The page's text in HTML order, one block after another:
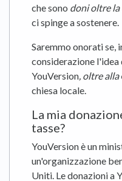
che sono doni oltre la
ci spinge a sostenere.
Saremmo onorati se,
considerazione l'idea
YouVersion, oltre alla
chiesa locale.
La mia
tasse?
YouVersion è un
un'organizzazione
Uniti. Le donazioni a